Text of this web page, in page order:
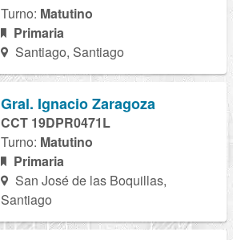
Turno: Matutino
Primaria
Santiago, Santiago
Gral. Ignacio Zaragoza
CCT 19DPR0471L
Turno: Matutino
Primaria
San José de las Boquillas,
Santiago